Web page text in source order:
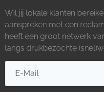
Wil jij lokale klanten
aanspreken met een
heeft een groot netwerk
langs drukbezochte